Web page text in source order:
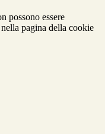
possono essere
pagina della cookie